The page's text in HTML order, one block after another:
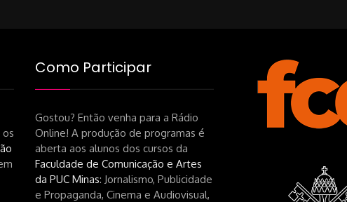
Como Participar
Gostou? Então venha para a Rádio
Online! A produção de programas é
aberta aos alunos dos cursos da
Faculdade de Comunicação e Artes
da PUC Minas: Jornalismo, Publicidade
e Propaganda, Cinema e Audiovisual,